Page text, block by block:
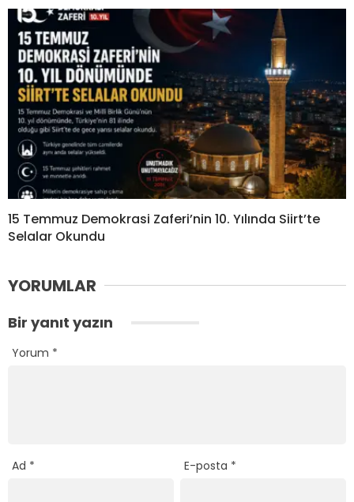
15 Temmuz Demokrasi Zaferi’nin 10. Yılında Siirt’te
Selalar Okundu
YORUMLAR
Bir yanıt yazın
Yorum *
Ad * E-posta *